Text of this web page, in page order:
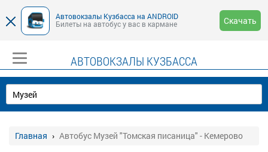
Автовокзалы Кузбасса на ANDROID
Билеты на автобус у вас в кармане
Скачать
АВТОВОКЗАЛЫ КУЗБАССА
Главная Автобус Музей "Томская писаница" - Кемерово